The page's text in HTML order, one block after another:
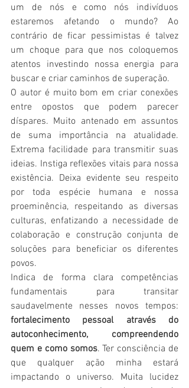
um de nós e como nós indivíduos
estaremos afetando o mundo? Ao
contrário de ficar pessimistas é talvez
um choque para que nos coloquemos
atentos investindo nossa energia para
buscar e criar caminhos de superação.
O autor é muito bom em criar conexões
entre opostos que podem parecer
díspares. Muito antenado em assuntos
de suma importância na atualidade.
Extrema facilidade para transmitir suas
ideias. Instiga reflexões vitais para nossa
existência. Deixa evidente seu respeito
por toda espécie humana e nossa
proeminência, respeitando as diversas
culturas, enfatizando a necessidade de
colaboração e construção conjunta de
soluções para beneficiar os diferentes
povos.
Indica de forma clara competências
fundamentais para transitar
fortalecimento pessoal através do
autoconhecimento, compreendendo
quem e como somos. Ter consciência de
que qualquer ação minha estará
impactando o universo. Muita lucidez